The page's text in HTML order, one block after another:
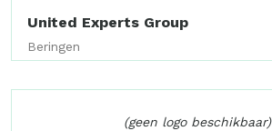
United Experts Group
Beringen
(geen logo beschikbaar)